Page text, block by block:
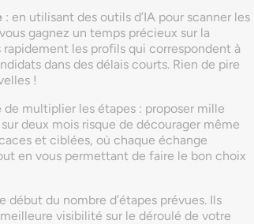
: en utilisant des outils d’IA pour scanner les
gagnez un temps précieux sur la
les profils qui correspondent à
dans des délais courts. Rien de pire
!
de multiplier les étapes : proposer mille
deux mois risque de décourager même
et ciblées, où chaque échange
en vous permettant de faire le bon choix
début du nombre d’étapes prévues. Ils
visibilité sur le déroulé de votre